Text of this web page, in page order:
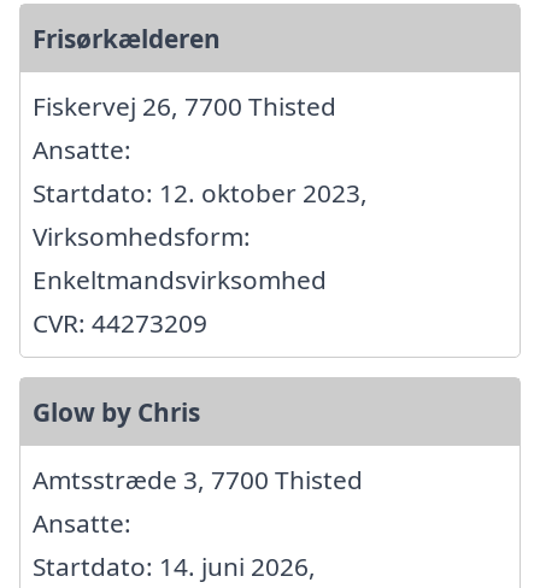
Frisørkælderen
Fiskervej 26, 7700 Thisted
Ansatte:
Startdato: 12. oktober 2023,
Virksomhedsform:
Enkeltmandsvirksomhed
CVR: 44273209
Glow by Chris
Amtsstræde 3, 7700 Thisted
Ansatte:
Startdato: 14. juni 2026,